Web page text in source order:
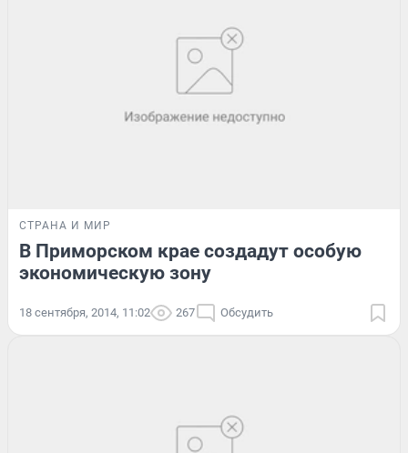
СТРАНА И МИР
В Приморском крае создадут особую
экономическую зону
18 сентября, 2014, 11:02 267 Обсудить